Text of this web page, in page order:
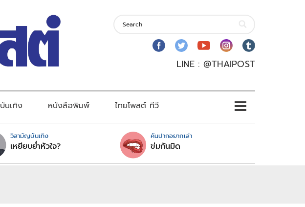
LINE : @THAIPOST
บันเทิง หนังสือพิมพ์ ไทยโพสต์ ทีวี
วิสามัญบันเทิง
เหยียบย่ำหัวใจ?
คันปากอยากเล่า
ข่มกันมิด